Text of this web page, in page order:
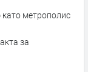
метрополис
за